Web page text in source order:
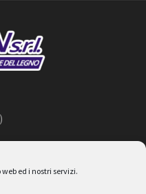
ed i nostri servizi.